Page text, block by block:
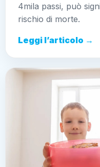
4mila passi, può
rischio di morte.
Leggi l’articolo →